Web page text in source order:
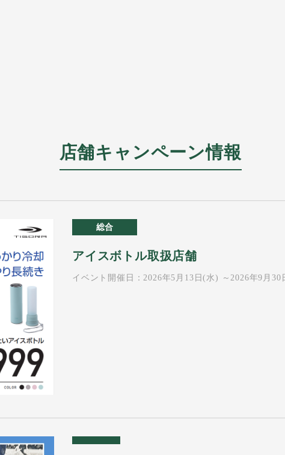
店舗キャンペーン情報
総合
アイスボトル取扱店舗
イベント開催日：2026年5月13日(水) ～2026年9月30